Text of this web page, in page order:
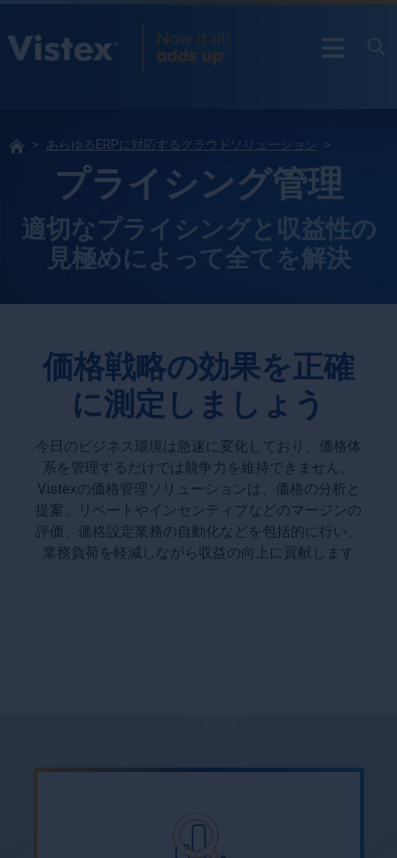
あらゆるERPに対応するクラウドソリューション
プライシング管理
適切なプライシングと収益性の
見極めによって全てを解決
価格戦略の効果を正確
に測定しましょう
今日のビジネス環境は急速に変化しており、価格体
系を管理するだけでは競争力を維持できません。
Vistexの価格管理ソリューションは、価格の分析と
提案、リベートやインセンティブなどのマージンの
評価、価格設定業務の自動化などを包括的に行い、
業務負荷を軽減しながら収益の向上に貢献します